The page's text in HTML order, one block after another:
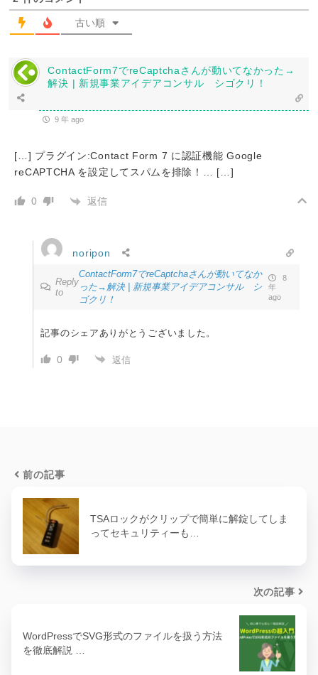
古い順
ContactForm7でreCaptchaさんが動いてなかった→
解決 | 新規事業アイデアコンサル シゴクリ！
9 年 ago
[…] プラグイン:Contact Form 7 に認証機能 Google
reCAPTCHA を設定してスパムを排除！… […]
0 返信
noripon
Reply
to
ContactForm7でreCaptchaさんが動いてなか
った→解決 | 新規事業アイデアコンサル シ
ゴクリ！
8
年
ago
記事のシェアありがとうございました。
0 返信
前の記事
TSAロックがクリップで簡単に解錠してしま
ってセキュリティーも…
次の記事
WordPressでSVG形式のファイルを扱う方法
を徹底解説 …